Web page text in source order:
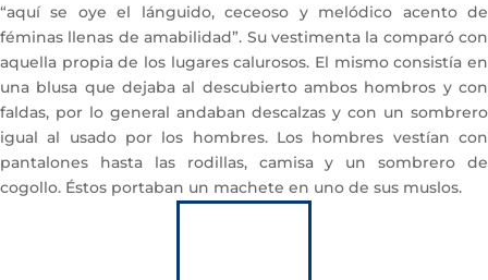
“aquí se oye el lánguido, ceceoso y melódico acento de
féminas llenas de amabilidad”. Su vestimenta la comparó con
aquella propia de los lugares calurosos. El mismo consistía en
una blusa que dejaba al descubierto ambos hombros y con
faldas, por lo general andaban descalzas y con un sombrero
igual al usado por los hombres. Los hombres vestían con
pantalones hasta las rodillas, camisa y un sombrero de
cogollo. Éstos portaban un machete en uno de sus muslos.